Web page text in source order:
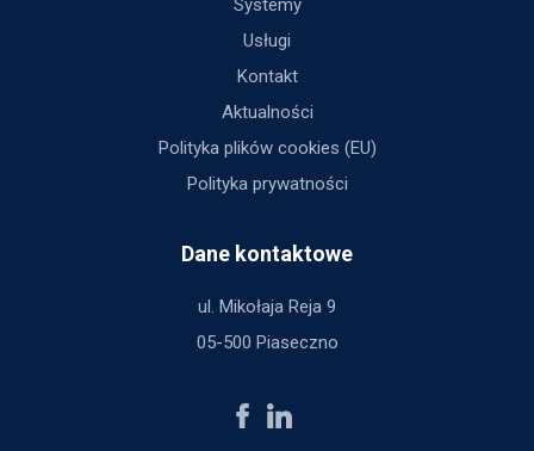
Systemy
Usługi
Kontakt
Aktualności
Polityka plików cookies (EU)
Polityka prywatności
Dane kontaktowe
ul. Mikołaja Reja 9
05-500 Piaseczno